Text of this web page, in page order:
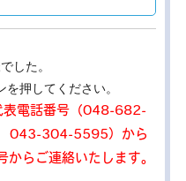
した。
を押してください。
表電話番号（048-682-
043-304-5595）から
らご連絡いたします。